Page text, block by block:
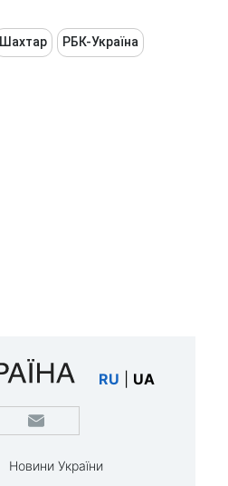
Шахтар РБК-Україна
RU UA
Новини України